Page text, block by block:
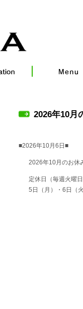
2026年10月
■2026年10月6日■
2026年10月のお休
定休日（毎週火曜
5日（月）・6日（